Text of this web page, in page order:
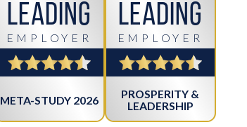
Leading
EMPLOYER
META-STUDY 2026
Leading
EMPLOYER
PROSPERITY &
LEADERSHIP